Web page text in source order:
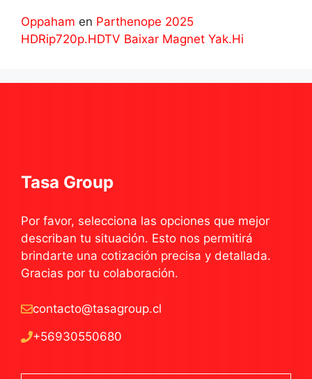
Oppaham en Parthenope 2025
HDRip720p.HDTV Baixar Magnet Yak.Hi
Tasa Group
Por favor, selecciona las opciones que mejor
describan tu situación. Esto nos permitirá
brindarte una cotización precisa y detallada.
Gracias por tu colaboración.
contacto@tasagroup.cl
+56930550680